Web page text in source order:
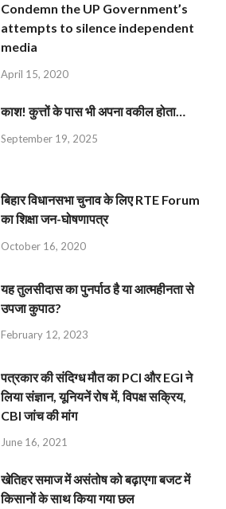
Condemn the UP Government’s
attempts to silence independent
media
April 15, 2020
काश! कुत्तों के पास भी अपना वकील होता…
September 19, 2025
बिहार विधानसभा चुनाव के लिए RTE Forum
का शिक्षा जन-घोषणापत्र
October 16, 2020
यह तुलसीदास का पुनर्पाठ है या आत्महीनता से
उपजा कुपाठ?
February 12, 2023
पत्रकार की संदिग्ध मौत का PCI और EGI ने
लिया संज्ञान, यूनियनें रोष में, विपक्ष सक्रिय,
CBI जांच की मांग
June 16, 2021
खेतिहर समाज में असंतोष को बढ़ाएगा बजट में
किसानों के साथ किया गया छल